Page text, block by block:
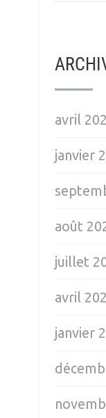
avril
janvier
août
juillet
avril
janvier